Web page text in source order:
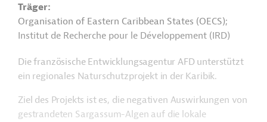
Träger
Organisation of Eastern Caribbean States (OECS);
Institut de Recherche pour le Développement (IRD)
Die französische Entwicklungsagentur AFD unterstützt
ein regionales Naturschutzprojekt in der Karibik.
Ziel des Projekts ist es, die negativen Auswirkungen von
gestrandeten Sargassum-Algen auf die lokale